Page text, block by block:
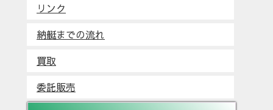
リンク
納艇までの流れ
買取
委託販売